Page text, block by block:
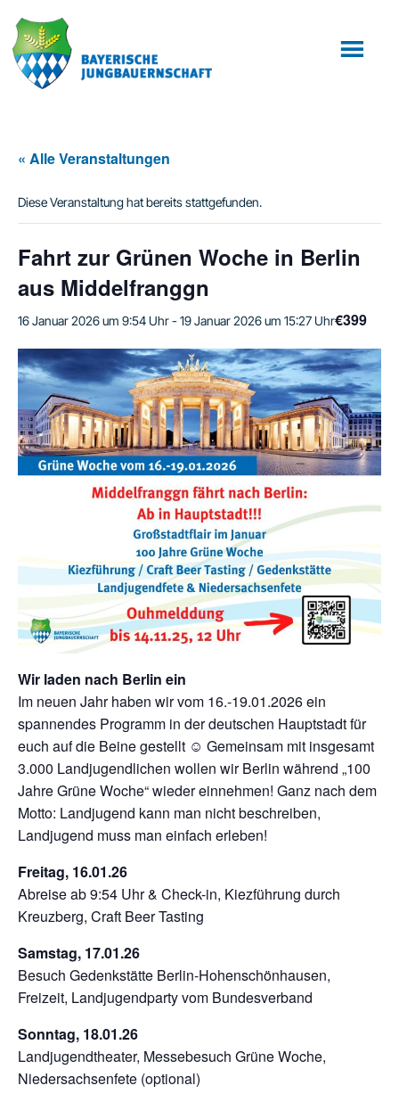
Inhalt
springen
Fußzeile
springen
« Alle Veranstaltungen
Diese Veranstaltung hat bereits stattgefunden.
Fahrt zur Grünen Woche in Berlin
aus Middelfranggn
16 Januar 2026 um 9:54 Uhr-19 Januar 2026 um 15:27 Uhr€399
Wir laden nach Berlin ein
Im neuen Jahr haben wir vom 16.-19.01.2026 ein
spannendes Programm in der deutschen Hauptstadt für
euch auf die Beine gestellt ☺ Gemeinsam mit insgesamt
3.000 Landjugendlichen wollen wir Berlin während „100
Jahre Grüne Woche“ wieder einnehmen! Ganz nach dem
Motto: Landjugend kann man nicht beschreiben,
Landjugend muss man einfach erleben!
Freitag, 16.01.26
Abreise ab 9:54 Uhr & Check-in, Kiezführung durch
Kreuzberg, Craft Beer Tasting
Samstag, 17.01.26
Besuch Gedenkstätte Berlin-Hohenschönhausen,
Freizeit, Landjugendparty vom Bundesverband
Sonntag, 18.01.26
Landjugendtheater, Messebesuch Grüne Woche,
Niedersachsenfete (optional)